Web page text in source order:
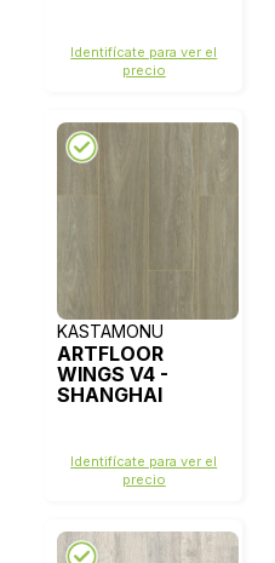
Identifícate para ver el
precio
KASTAMONU
ARTFLOOR
WINGS V4 -
SHANGHAI
Identifícate para ver el
precio